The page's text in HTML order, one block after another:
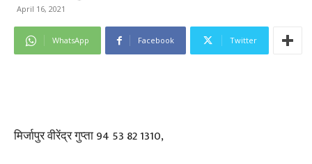
April 16, 2021
WhatsApp Facebook Twitter
मिर्जापुर वीरेंद्र गुप्ता 94 53 82 1310,